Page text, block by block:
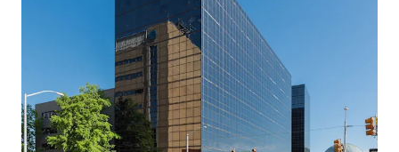
Two Class A Office Towers with institutional-
quality construction
Primary Tenant : Anchored by Mississippi
Department of Human Services (MDHS) | AA S&P
Credit
Long Term Security: 14+ years remaining on lease